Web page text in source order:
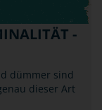
-
dümmer sind
dieser Art